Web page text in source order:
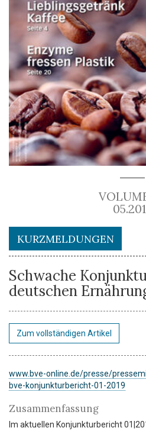
KURZMELDUNGEN
Schwache
deutschen
Zum vollständigen Artikel
www.bve-online.de/presse/
bve-konjunkturbericht-01-2019
Zusammenfassung
Im aktuellen Konjunkturbericht